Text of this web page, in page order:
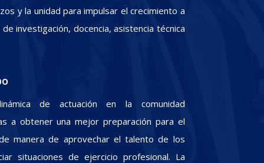
y la unidad para impulsar el crecimiento a
investigación, docencia, asistencia técnica
de actuación en la comunidad
a obtener una mejor preparación para el
manera de aprovechar el talento de los
situaciones de ejercicio profesional. La